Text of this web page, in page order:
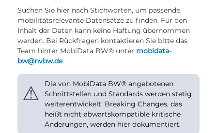
Suchen Sie hier nach Stichworten, um passende,
mobilitätsrelevante Datensätze zu finden. Für den
Inhalt der Daten kann keine Haftung übernommen
werden. Bei Rückfragen kontaktieren Sie bitte das
Team hinter MobiData BW® unter mobidata-
bw@nvbw.de.
⚠
Die von MobiData BW® angebotenen
Schnittstellen und Standards werden stetig
weiterentwickelt. Breaking Changes, das
heißt nicht-abwärtskompatible kritische
Änderungen, werden hier dokumentiert.